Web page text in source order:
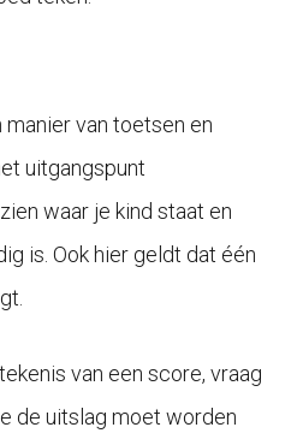
van toetsen en
uitgangspunt
waar je kind staat en
is. Ook hier geldt dat één
van een score, vraag
de uitslag moet worden